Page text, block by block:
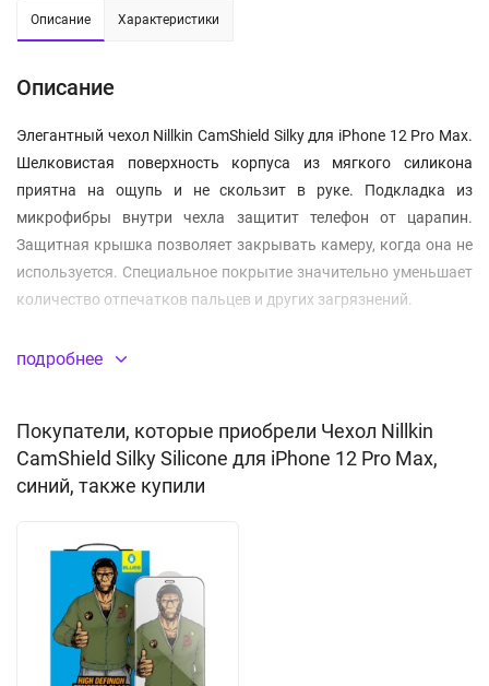
Описание Характеристики
Описание
Элегантный чехол Nillkin CamShield Silky для iPhone 12 Pro Max.
Шелковистая поверхность корпуса из мягкого силикона
приятна на ощупь и не скользит в руке. Подкладка из
микрофибры внутри чехла защитит телефон от царапин.
Защитная крышка позволяет закрывать камеру, когда она не
используется. Специальное покрытие значительно уменьшает
количество отпечатков пальцев и других загрязнений.
Не скользит в руках
Специальное покрытие, не оставляет отпечатков
Материал:силикон(TPU)
подробнее
Покупатели, которые приобрели Чехол Nillkin
CamShield Silky Silicone для iPhone 12 Pro Max,
синий, также купили